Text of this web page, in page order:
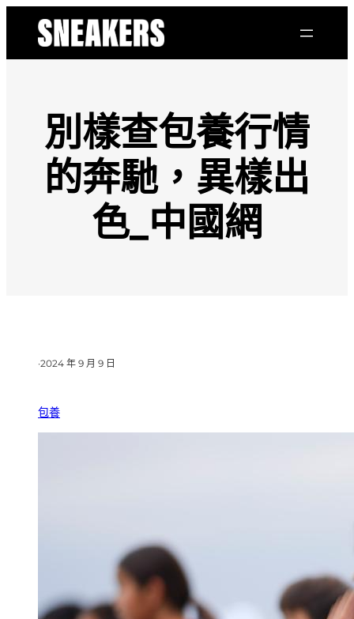
別樣查包養行情
的奔馳，異樣出
色_中國網
·2024 年 9 月 9 日
包養